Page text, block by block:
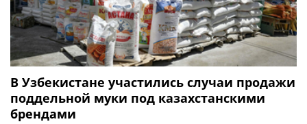
В Узбекистане участились случаи продажи
поддельной муки под казахстанскими
брендами